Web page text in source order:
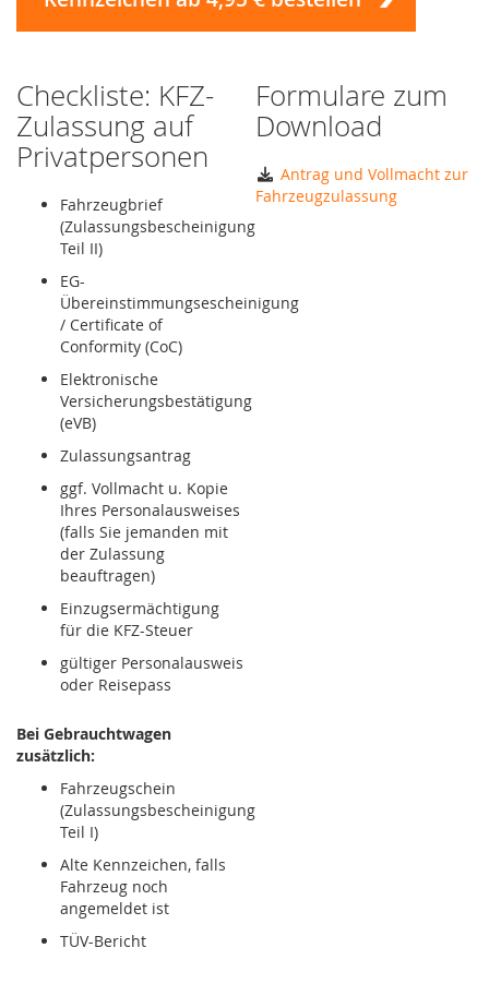
Checkliste: KFZ-
Zulassung auf
Privatpersonen
Fahrzeugbrief
(Zulassungsbescheinigung
Teil II)
EG-
Übereinstimmungsescheinigung
/ Certificate of
Conformity (CoC)
Elektronische
Versicherungsbestätigung
(eVB)
Zulassungsantrag
ggf. Vollmacht u. Kopie
Ihres Personalausweises
(falls Sie jemanden mit
der Zulassung
beauftragen)
Einzugsermächtigung
für die KFZ-Steuer
gültiger Personalausweis
oder Reisepass
Bei Gebrauchtwagen
zusätzlich:
Fahrzeugschein
(Zulassungsbescheinigung
Teil I)
Alte Kennzeichen, falls
Fahrzeug noch
angemeldet ist
TÜV-Bericht
Formulare zum
Download
Antrag und Vollmacht zur
Fahrzeugzulassung